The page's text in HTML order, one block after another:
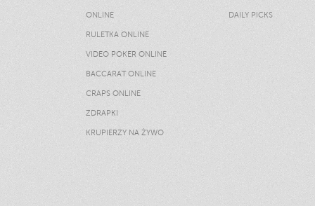
ONLINE
RULETKA ONLINE
VIDEO POKER ONLINE
BACCARAT ONLINE
CRAPS ONLINE
ZDRAPKI
KRUPIERZY NA ŻYWO
DAILY PICKS